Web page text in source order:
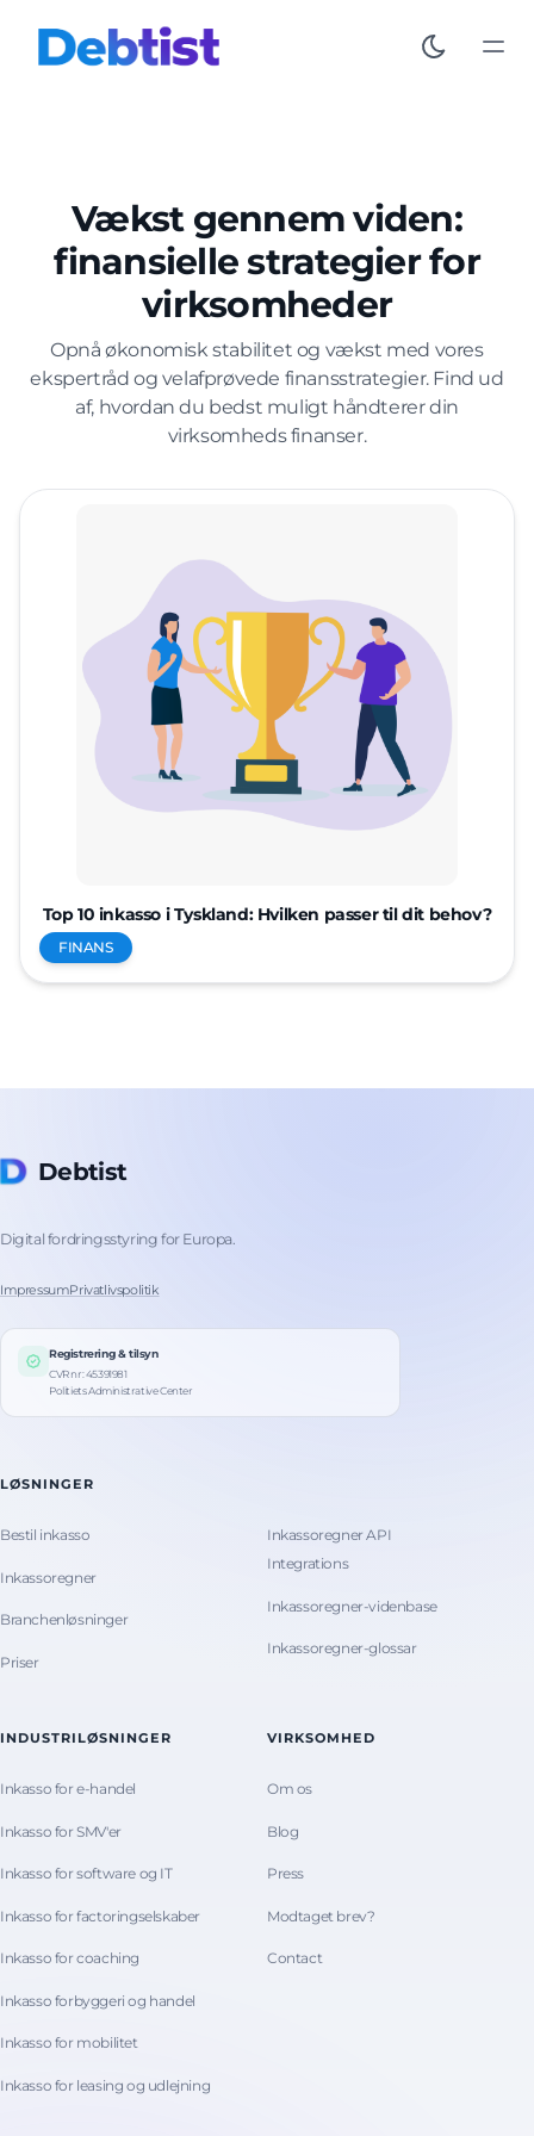
Vækst gennem viden:
finansielle strategier for
virksomheder
Opnå økonomisk stabilitet og vækst med vores
ekspertråd og velafprøvede finansstrategier. Find ud
af, hvordan du bedst muligt håndterer din
virksomheds finanser.
Top 10 inkasso i Tyskland: Hvilken passer til dit behov?
FINANS
Debtist
Digital fordringsstyring for Europa.
ImpressumPrivatlivspolitik
Registrering & tilsyn
CVR nr: 45391981
Politiets Administrative Center
LØSNINGER
Bestil inkasso
Inkassoregner
Branchenløsninger
Priser
Inkassoregner API
Integrations
Inkassoregner-videnbase
Inkassoregner-glossar
INDUSTRILØSNINGER
Inkasso for e-handel
Inkasso for SMV'er
Inkasso for software og IT
Inkasso for factoringselskaber
Inkasso for coaching
Inkasso forbyggeri og handel
Inkasso for mobilitet
Inkasso for leasing og udlejning
VIRKSOMHED
Om os
Blog
Press
Modtaget brev?
Contact